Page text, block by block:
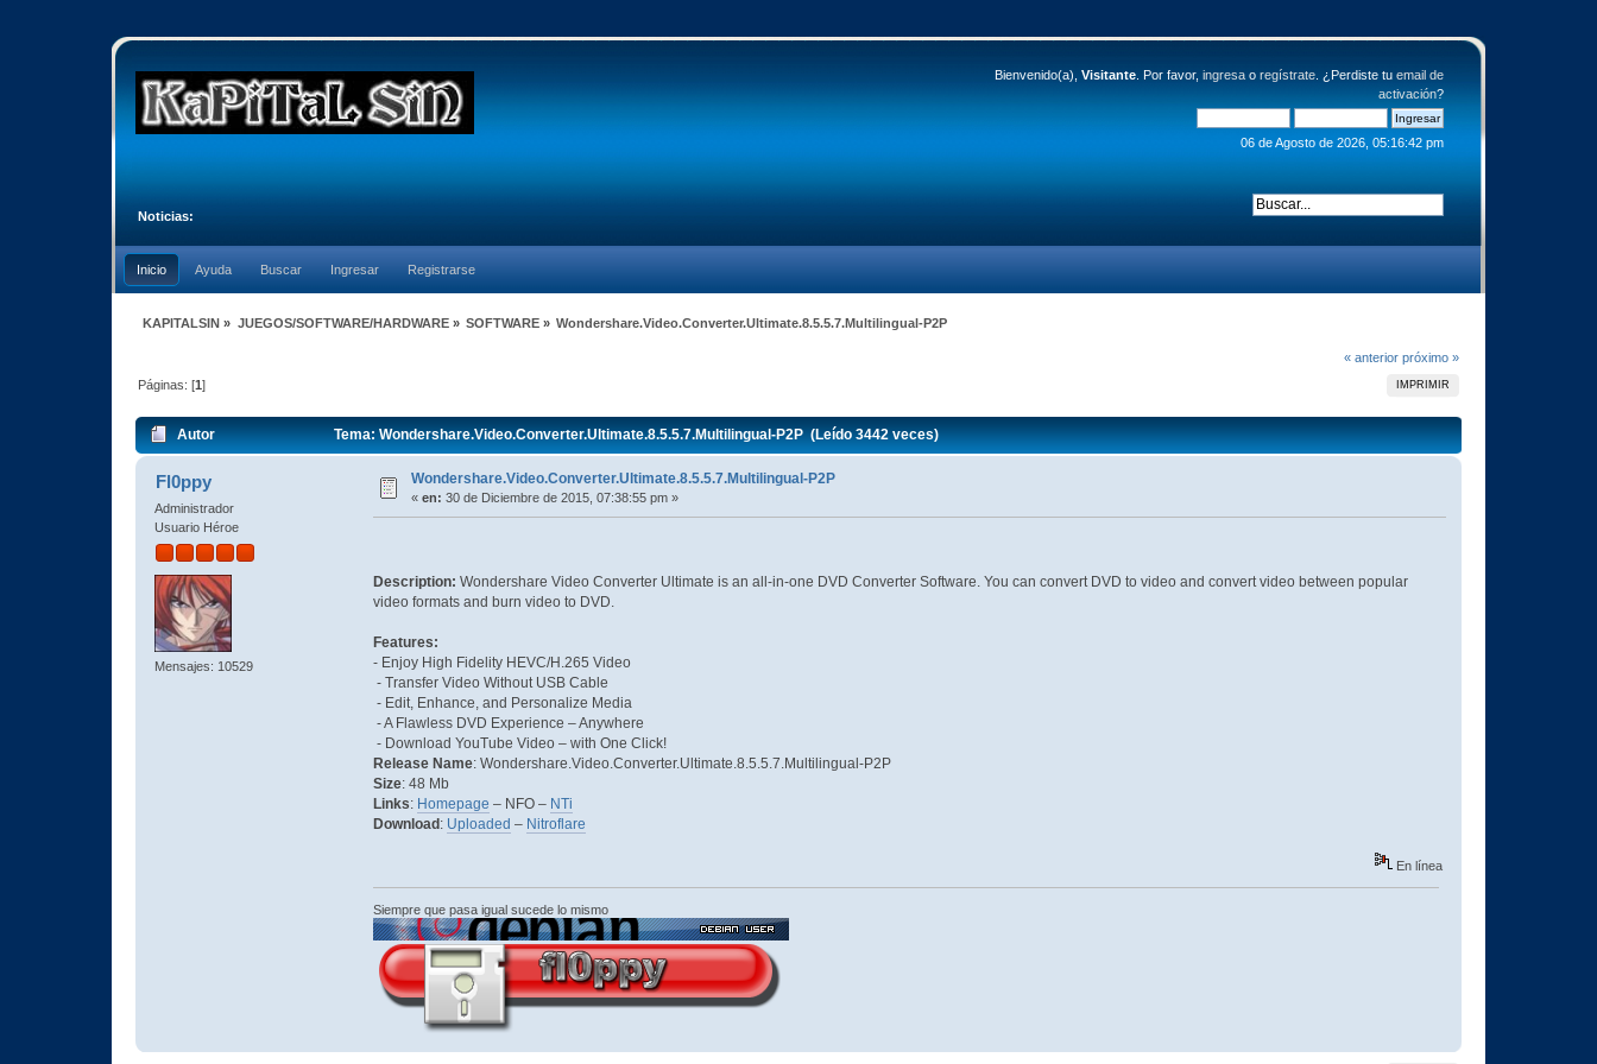
Bienvenido(a), Visitante. Por favor, ingresao regístrate. ¿Perdiste tu email de
activación?
06 de Agosto de 2026, 05:16:42 pm
Noticias:
Inicio Ayuda Buscar Ingresar Registrarse
KAPITALSIN » JUEGOS/SOFTWARE/HARDWARE» SOFTWARE » Wondershare.Video.Converter.Ultimate.8.5.5.7.Multilingual-P2P
« anterior próximo »
IMPRIMIR
Páginas: [1]
Autor Tema: Wondershare.Video.Converter.Ultimate.8.5.5.7.Multilingual-P2P (Leído 3442 veces)
Fl0ppy
Administrador
Usuario Héroe
Mensajes: 10529
Wondershare.Video.Converter.Ultimate.8.5.5.7.Multilingual-P2P
«en: 30 de Diciembre de 2015, 07:38:55 pm »
Description: Wondershare Video Converter Ultimate is an all-in-one DVD Converter Software. You can convert DVD to video and convert video between popular
video formats and burn video to DVD.
Features:
- Enjoy High Fidelity HEVC/H.265 Video
- Transfer Video Without USB Cable
- Edit, Enhance, and Personalize Media
- A Flawless DVD Experience – Anywhere
- Download YouTube Video – with One Click!
Release Name: Wondershare.Video.Converter.Ultimate.8.5.5.7.Multilingual-P2P
Size: 48 Mb
Links: Homepage – NFO – NTi
Download : Uploaded – Nitroflare
En línea
Siempre que pasa igual sucede lo mismo